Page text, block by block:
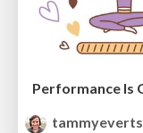
tammyeverts